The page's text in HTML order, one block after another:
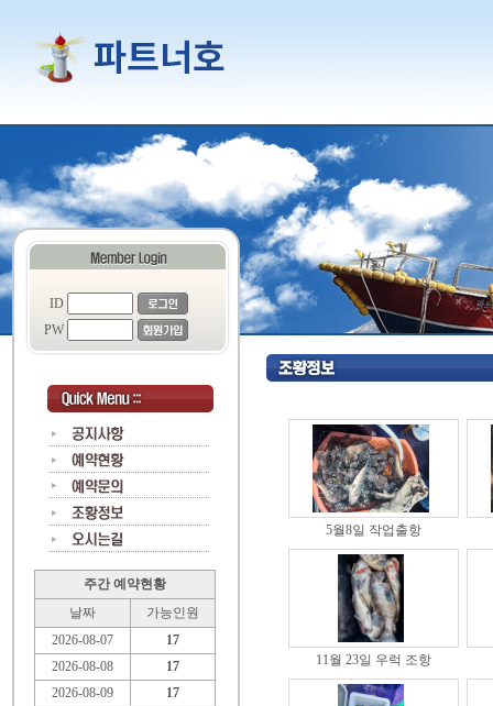
ID
PW
주간 예약현황
날짜
가능인원
2026-08-07
17
2026-08-08
17
2026-08-09
17
5월8일 작업출항
11월 23일 우럭 조항